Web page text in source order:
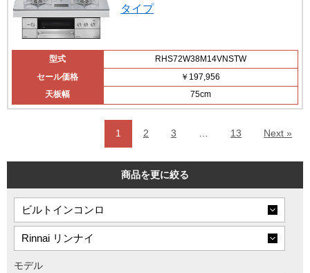
タイプ
型式
RHS72W38M14VNSTW
セール価格
￥197,956
天板幅
75cm
1 2 3 … 13 Next »
商品を更に絞る
モデル